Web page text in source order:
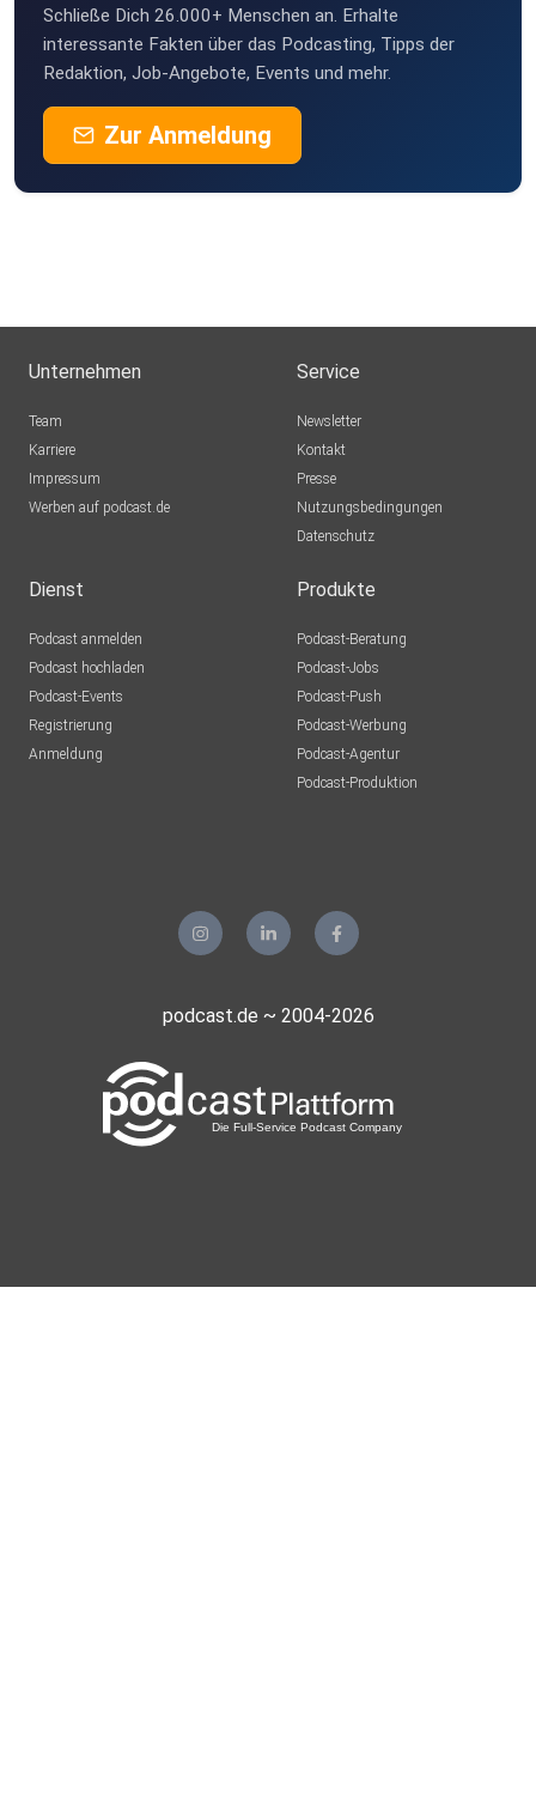
hpyvgfxc
EnRicoPe
Gladbeck
Resi83
Tipmann
Vaterstetten
mobone
Luebbenau
Bassdash2703
Hohen Neuendorf
Schließe Dich 26.000+ Menschen an. Erhalte
interessante Fakten über das Podcasting, Tipps der
Redaktion, Job-Angebote, Events und mehr.
Zur Anmeldung
Unternehmen
Team
Karriere
Impressum
Werben auf podcast.de
Service
Newsletter
Kontakt
Presse
Nutzungsbedingungen
Datenschutz
Dienst
Podcast anmelden
Podcast hochladen
Podcast-Events
Registrierung
Anmeldung
Produkte
Podcast-Beratung
Podcast-Jobs
Podcast-Push
Podcast-Werbung
Podcast-Agentur
Podcast-Produktion
podcast.de ~ 2004-2026